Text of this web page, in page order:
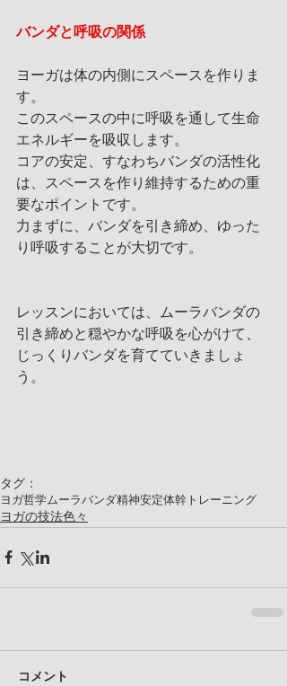
バンダと呼吸の関係
ヨーガは体の内側にスペースを作りま
す。
このスペースの中に呼吸を通して生命
エネルギーを吸収します。
コアの安定、すなわちバンダの活性化
は、スペースを作り維持するための重
要なポイントです。
力まずに、バンダを引き締め、ゆった
り呼吸することが大切です。
レッスンにおいては、ムーラバンダの
引き締めと穏やかな呼吸を心がけて、
じっくりバンダを育てていきましょ
う。
タグ：
ヨガ哲学ムーラバンダ精神安定体幹トレーニング
ヨガの技法色々
コメント